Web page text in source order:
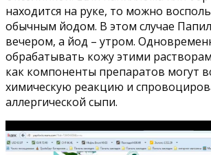
находится на руке, то можно
обычным йодом. В этом случае
вечером, а йод – утром.
обрабатывать кожу этими
как компоненты препаратов могут
химическую реакцию и
аллергической сыпи.